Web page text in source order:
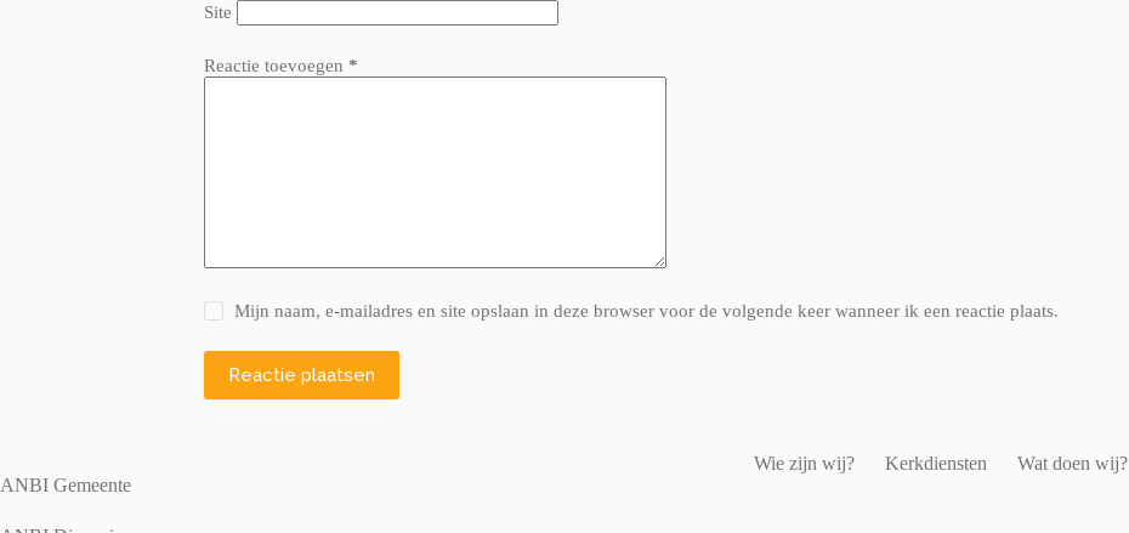
Site
Reactie toevoegen *
Mijn naam, e-mailadres en site opslaan in deze browser voor de volgende keer wanneer ik een reactie plaats.
Reactie plaatsen
Wie zijn wij? Kerkdiensten Wat doen wij?
ANBI Gemeente